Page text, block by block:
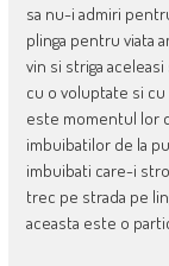
sa nu-i admiri
plinga pentru viata
vin si striga
cu o voluptate si
este momentul lor
imbuibatilor de la
imbuibati care-i
trec pe strada pe
aceasta este o